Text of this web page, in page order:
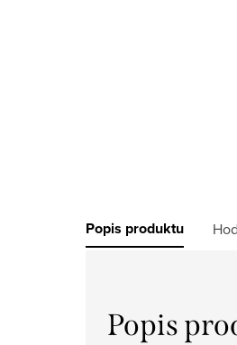
Popis produktu
Popis